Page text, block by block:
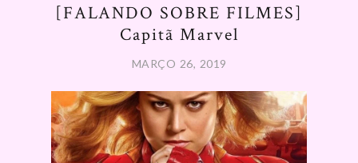
[FALANDO SOBRE FILMES]
Capitã Marvel
MARÇO 26, 2019